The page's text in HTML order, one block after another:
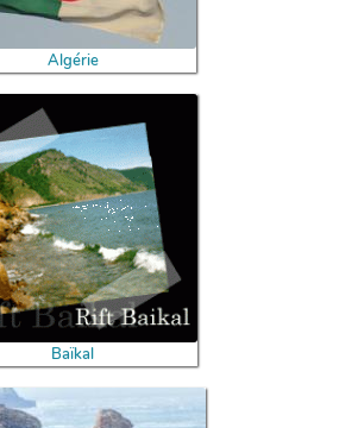
Algérie
Baïkal